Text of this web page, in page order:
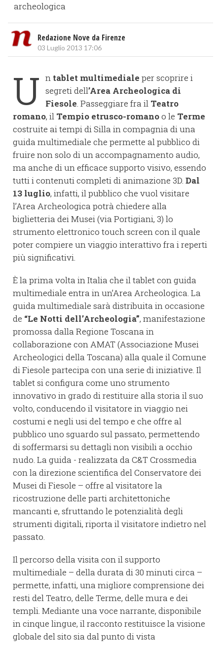
archeologica
Redazione Nove da Firenze
03 Luglio 2013 17:06
U n tablet multimediale per scoprire i
segreti dell’Area Archeologica di
Fiesole. Passeggiare fra il Teatro
romano, il Tempio etrusco-romanoo le Terme
costruite ai tempi di Silla in compagnia di una
guida multimediale che permette al pubblico di
fruire non solo di un accompagnamento audio,
ma anche di un efficace supporto visivo, essendo
tutti i contenuti completi di animazione 3D. Dal
13 luglio, infatti, il pubblico che vuol visitare
l’Area Archeologica potrà chiedere alla
biglietteria dei Musei (via Portigiani, 3) lo
strumento elettronico touch screen con il quale
poter compiere un viaggio interattivo fra i reperti
più significativi.
È la prima volta in Italia che il tablet con guida
multimediale entra in un’Area Archeologica. La
guida multimediale sarà distribuita in occasione
de “Le Notti dell’Archeologia”, manifestazione
promossa dalla Regione Toscana in
collaborazione con AMAT (Associazione Musei
Archeologici della Toscana) alla quale il Comune
di Fiesole partecipa con una serie di iniziative. Il
tablet si configura come uno strumento
innovativo in grado di restituire alla storia il suo
volto, conducendo il visitatore in viaggio nei
costumi e negli usi del tempo e che offre al
pubblico uno sguardo sul passato, permettendo
di soffermarsi su dettagli non visibili a occhio
nudo. La guida - realizzata da C&T Crossmedia
con la direzione scientifica del Conservatore dei
Musei di Fiesole – offre al visitatore la
ricostruzione delle parti architettoniche
mancanti e, sfruttando le potenzialità degli
strumenti digitali, riporta il visitatore indietro nel
passato.
Il percorso della visita con il supporto
multimediale – della durata di 30 minuti circa –
permette, infatti, una migliore comprensione dei
resti del Teatro, delle Terme, delle mura e dei
templi. Mediante una voce narrante, disponibile
in cinque lingue, il racconto restituisce la visione
globale del sito sia dal punto di vista